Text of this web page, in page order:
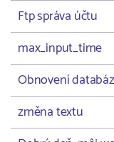
Ftp správa účtu
max_input_time
Obnovení
změna textu